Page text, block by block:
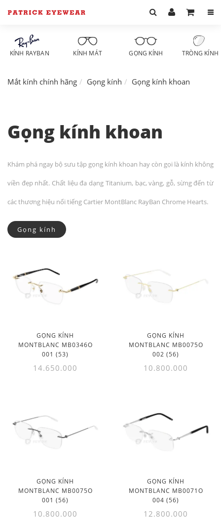
KÍNH RAYBAN KÍNH MÁT GỌNG KÍNH TRÒNG KÍNH
Mắt kính chính hãng Gọng kính Gọng kính khoan
Gọng kính khoan
Khám phá ngay bộ sưu tập gọng kính khoan hay còn gọi là kính không
viền đẹp nhất. Chất liệu đa dạng Titanium, bạc, vàng, gỗ, sừng đến từ
các thương hiệu nổi tiếng Cartier MontBlanc RayBan Chrome Hearts.
Gọng kính
GỌNG KÍNH
MONTBLANC MB0346O
001 (53)
14.650.000
GỌNG KÍNH
MONTBLANC MB0075O
002 (56)
10.800.000
GỌNG KÍNH
MONTBLANC MB0075O
001 (56)
10.800.000
GỌNG KÍNH
MONTBLANC MB0071O
004 (56)
12.800.000